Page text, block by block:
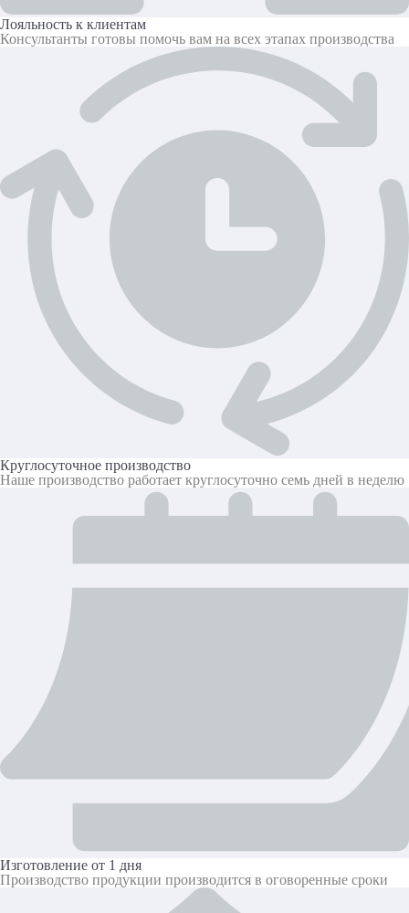
Лояльность к клиентам
Консультанты готовы помочь вам на всех этапах производства
Круглосуточное производство
Наше производство работает круглосуточно семь дней в неделю
Изготовление от 1 дня
Производство продукции производится в оговоренные сроки